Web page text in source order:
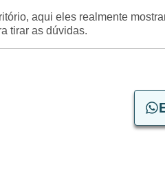
aqui eles realmente
tirar as dúvidas.